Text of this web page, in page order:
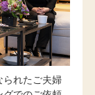
られたご夫婦